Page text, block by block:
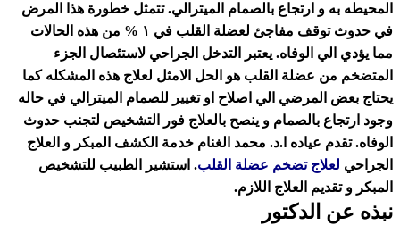
و ارتجاع بالصمام الميترالي. تتمثل خطورة هذا المرض
في حدوث توقف مفاجئ لعضلة القلب في ١ % من هذه الحالات
الوفاه. يعتبر التدخل الجراحي لاستئصال الجزء
عضلة القلب هو الحل الامثل لعلاج هذه المشكله كما
المرضي الي اصلاح او تغيير للصمام الميترالي في حاله
بالصمام و ينصح بالعلاج فور التشخيص لتجنب حدوث
عياده ا.د. محمد الغنام خدمة الكشف المبكر و العلاج
تضخم عضلة القلب. استشير الطبيب للتشخيص
العلاج اللازم.
الدكتور